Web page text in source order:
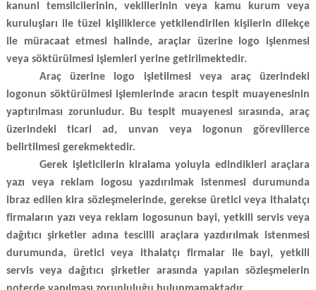
kanuni temsilcilerinin, vekillerinin veya kamu kurum veya
kuruluşları ile tüzel kişiliklerce yetkilendirilen kişilerin dilekçe
ile müracaat etmesi halinde, araçlar üzerine logo işlenmesi
veya söktürülmesi işlemleri yerine getirilmektedir.
Araç üzerine logo işletilmesi veya araç üzerindeki
logonun söktürülmesi işlemlerinde aracın tespit muayenesinin
yaptırılması zorunludur. Bu tespit muayenesi sırasında, araç
üzerindeki ticari ad, unvan veya logonun görevlilerce
belirtilmesi gerekmektedir.
Gerek işleticilerin kiralama yoluyla edindikleri araçlara
yazı veya reklam logosu yazdırılmak istenmesi durumunda
ibraz edilen kira sözleşmelerinde, gerekse üretici veya ithalatçı
firmaların yazı veya reklam logosunun bayi, yetkili servis veya
dağıtıcı şirketler adına tescilli araçlara yazdırılmak istenmesi
durumunda, üretici veya ithalatçı firmalar ile bayi, yetkili
servis veya dağıtıcı şirketler arasında yapılan sözleşmelerin